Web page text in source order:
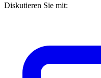
Diskutieren Sie mit: